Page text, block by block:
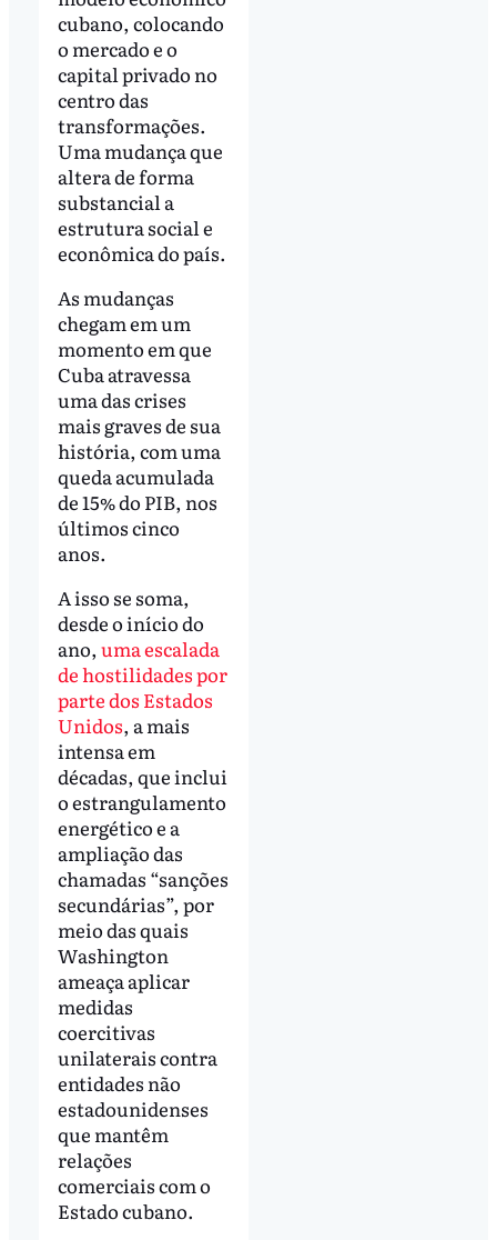
cubano, colocando
o mercado e o
capital privado no
centro das
transformações.
Uma mudança que
altera de forma
substancial a
estrutura social e
econômica do país.
As mudanças
chegam em um
momento em que
Cuba atravessa
uma das crises
mais graves de sua
história, com uma
queda acumulada
de 15% do PIB, nos
últimos cinco
anos.
A isso se soma,
desde o início do
ano, uma escalada
de hostilidades por
parte dos Estados
Unidos, a mais
intensa em
décadas, que inclui
o estrangulamento
energético e a
ampliação das
chamadas “sanções
secundárias”, por
meio das quais
Washington
ameaça aplicar
medidas
coercitivas
unilaterais contra
entidades não
estadounidenses
que mantêm
relações
comerciais com o
Estado cubano.